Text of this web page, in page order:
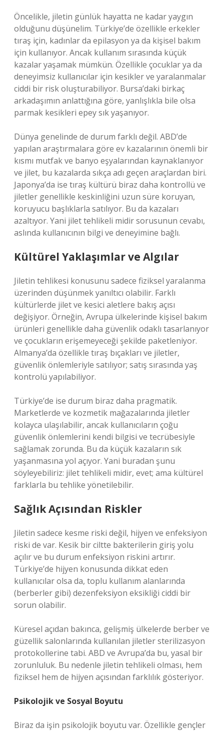
Öncelikle, jiletin günlük hayatta ne kadar yaygın
olduğunu düşünelim. Türkiye’de özellikle erkekler
tıraş için, kadınlar da epilasyon ya da kişisel bakım
için kullanıyor. Ancak kullanım sırasında küçük
kazalar yaşamak mümkün. Özellikle çocuklar ya da
deneyimsiz kullanıcılar için kesikler ve yaralanmalar
ciddi bir risk oluşturabiliyor. Bursa’daki birkaç
arkadaşımın anlattığına göre, yanlışlıkla bile olsa
parmak kesikleri epey sık yaşanıyor.
Dünya genelinde de durum farklı değil. ABD’de
yapılan araştırmalara göre ev kazalarının önemli bir
kısmı mutfak ve banyo eşyalarından kaynaklanıyor
ve jilet, bu kazalarda sıkça adı geçen araçlardan biri.
Japonya’da ise tıraş kültürü biraz daha kontrollü ve
jiletler genellikle keskinliğini uzun süre koruyan,
koruyucu başlıklarla satılıyor. Bu da kazaları
azaltıyor. Yani jilet tehlikeli midir sorusunun cevabı,
aslında kullanıcının bilgi ve deneyimine bağlı.
Kültürel Yaklaşımlar ve Algılar
Jiletin tehlikesi konusunu sadece fiziksel yaralanma
üzerinden düşünmek yanıltıcı olabilir. Farklı
kültürlerde jilet ve kesici aletlere bakış açısı
değişiyor. Örneğin, Avrupa ülkelerinde kişisel bakım
ürünleri genellikle daha güvenlik odaklı tasarlanıyor
ve çocukların erişemeyeceği şekilde paketleniyor.
Almanya’da özellikle tıraş bıçakları ve jiletler,
güvenlik önlemleriyle satılıyor; satış sırasında yaş
kontrolü yapılabiliyor.
Türkiye’de ise durum biraz daha pragmatik.
Marketlerde ve kozmetik mağazalarında jiletler
kolayca ulaşılabilir, ancak kullanıcıların çoğu
güvenlik önlemlerini kendi bilgisi ve tecrübesiyle
sağlamak zorunda. Bu da küçük kazaların sık
yaşanmasına yol açıyor. Yani buradan şunu
söyleyebiliriz: jilet tehlikeli midir, evet; ama kültürel
farklarla bu tehlike yönetilebilir.
Sağlık Açısından Riskler
Jiletin sadece kesme riski değil, hijyen ve enfeksiyon
riski de var. Kesik bir ciltte bakterilerin giriş yolu
açılır ve bu durum enfeksiyon riskini artırır.
Türkiye’de hijyen konusunda dikkat eden
kullanıcılar olsa da, toplu kullanım alanlarında
(berberler gibi) dezenfeksiyon eksikliği ciddi bir
sorun olabilir.
Küresel açıdan bakınca, gelişmiş ülkelerde berber ve
güzellik salonlarında kullanılan jiletler sterilizasyon
protokollerine tabi. ABD ve Avrupa’da bu, yasal bir
zorunluluk. Bu nedenle jiletin tehlikeli olması, hem
fiziksel hem de hijyen açısından farklılık gösteriyor.
Psikolojik ve Sosyal Boyutu
Biraz da işin psikolojik boyutu var. Özellikle gençler